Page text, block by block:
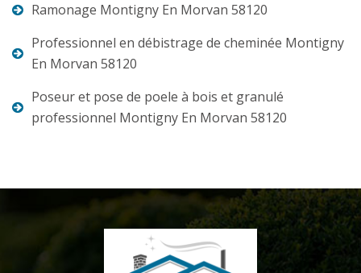
Ramonage Montigny En Morvan 58120
Professionnel en débistrage de cheminée Montigny
En Morvan 58120
Poseur et pose de poele à bois et granulé
professionnel Montigny En Morvan 58120